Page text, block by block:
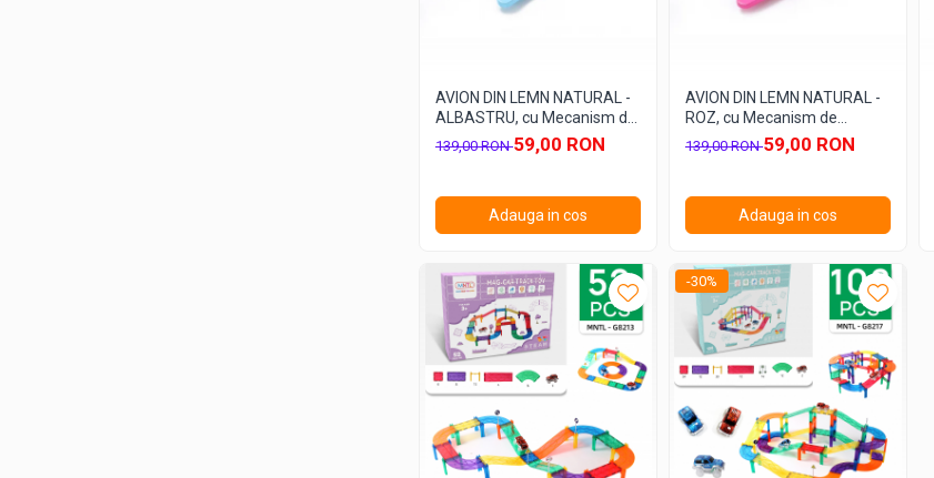
AVION DIN LEMN NATURAL -
ALBASTRU, cu Mecanism de
Mișcare
139,00 RON59,00 RON
Adauga in cos
AVION DIN LEMN NATURAL -
ROZ, cu Mecanism de
Mișcare
139,00 RON59,00 RON
Adauga in cos
-30%